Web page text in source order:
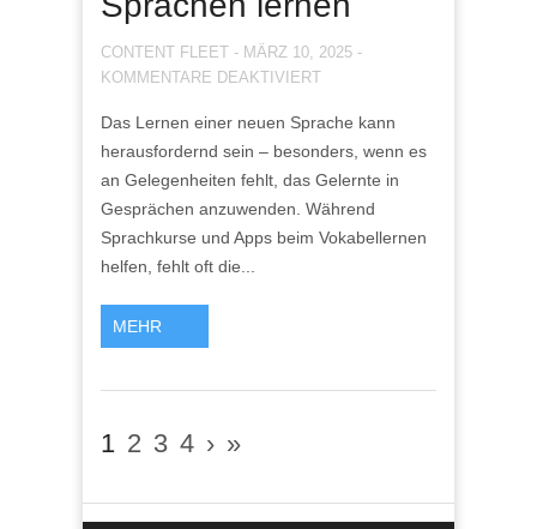
CONTENT FLEET - MÄRZ 10, 2025 -
KOMMENTARE DEAKTIVIERTFÜR
FOR
FEMALE:
MIT
VIDEO-
Das Lernen einer neuen Sprache kann
herausfordernd sein – besonders, wenn es
an Gelegenheiten fehlt, das Gelernte in
Gesprächen anzuwenden. Während
Sprachkurse und Apps beim Vokabellernen
helfen, fehlt oft die...
MEHR
1 2 3 4 › »